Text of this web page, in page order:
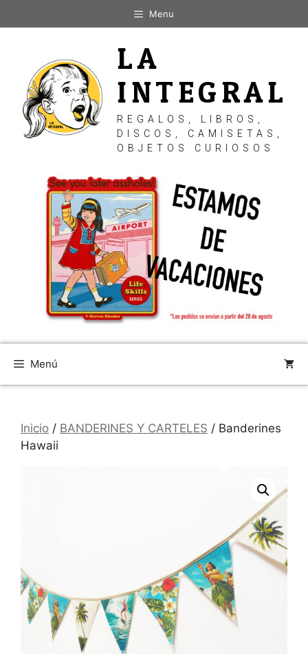
al
Menu
LA
INTEGRAL
REGALOS, LIBROS,
DISCOS, CAMISETAS,
OBJETOS CURIOSOS
Menú
Inicio / BANDERINES Y CARTELES / Banderines
Hawaii